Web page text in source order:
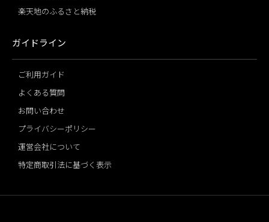
楽天地のふるさと納税
ガイドライン
ご利用ガイド
よくある質問
お問い合わせ
プライバシーポリシー
運営会社について
特定商取引法に基づく表示